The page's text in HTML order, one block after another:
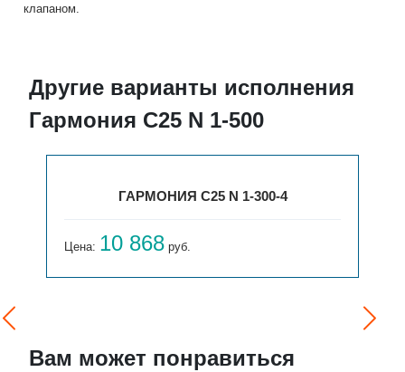
клапаном.
Другие варианты исполнения
Гармония С25 N 1-500
ГАРМОНИЯ С25 N 1-300-4
Цена: 10 868 руб.
Вам может понравиться